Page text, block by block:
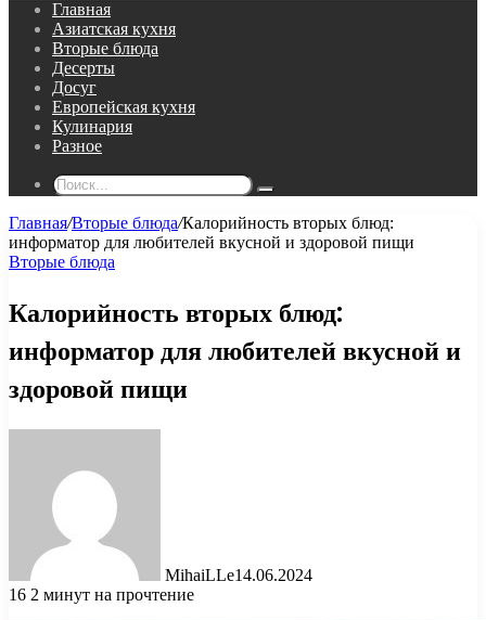
Главная
Азиатская кухня
Вторые блюда
Десерты
Досуг
Европейская кухня
Кулинария
Разное
Поиск...
Главная/Вторые блюда/Калорийность вторых блюд:
информатор для любителей вкусной и здоровой пищи
Вторые блюда
Калорийность вторых блюд:
информатор для любителей вкусной и
здоровой пищи
MihaiLLe14.06.2024
16 2 минут на прочтение